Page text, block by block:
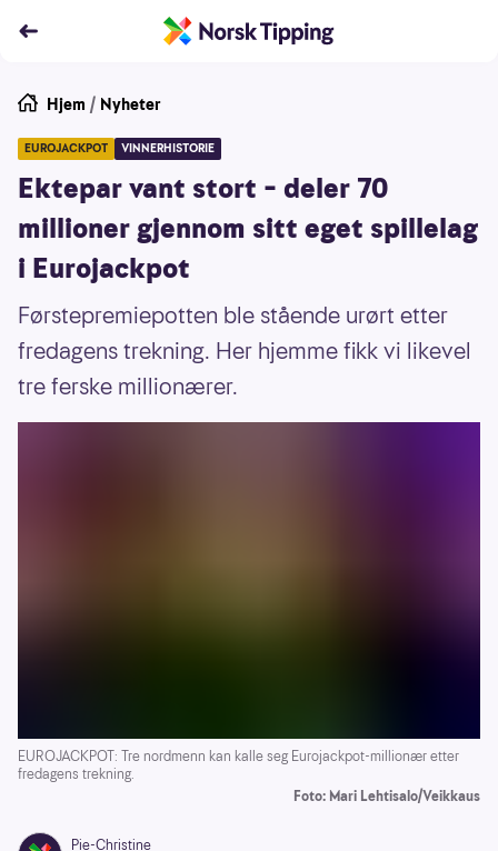
Hjem / Nyheter
EUROJACKPOT VINNERHISTORIE
Ektepar vant stort – deler 70
millioner gjennom sitt eget spillelag
i Eurojackpot
Førstepremiepotten ble stående urørt etter
fredagens trekning. Her hjemme fikk vi likevel
tre ferske millionærer.
EUROJACKPOT: Tre nordmenn kan kalle seg Eurojackpot-millionær etter
fredagens trekning.
Foto: Mari Lehtisalo/Veikkaus
Pie-Christine